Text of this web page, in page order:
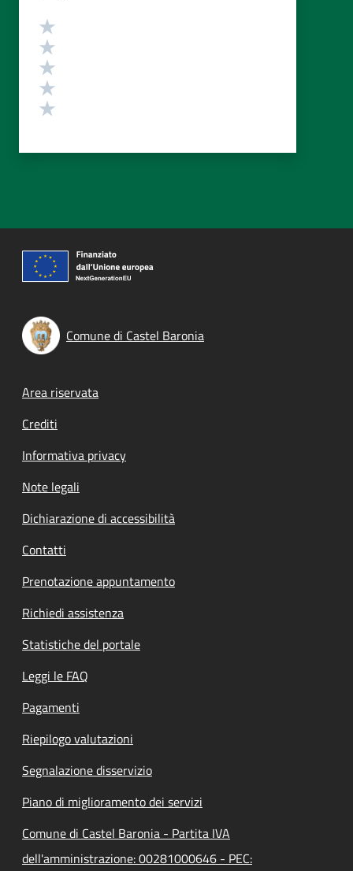
Valutazione
Comune di Castel Baronia
Footer menu
Area riservata
Crediti
Informativa privacy
Note legali
Dichiarazione di accessibilità
Contatti
Prenotazione appuntamento
Richiedi assistenza
Statistiche del portale
Leggi le FAQ
Pagamenti
Riepilogo valutazioni
Segnalazione disservizio
Piano di miglioramento dei servizi
Comune di Castel Baronia - Partita IVA
dell'amministrazione: 00281000646 - PEC: